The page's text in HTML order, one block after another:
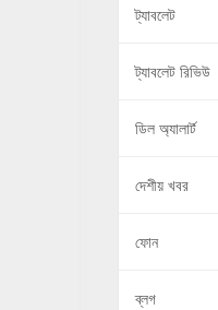
ট্যাবলেট
ট্যাবলেট রিভিউ
ডিল অ্যালার্ট
দেশীয় খবর
ফোন
ব্লগ